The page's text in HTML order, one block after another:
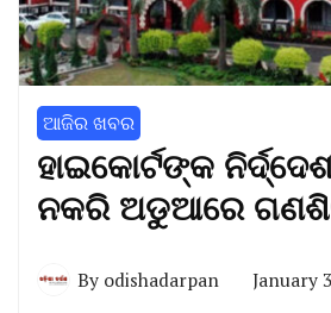
ଆଜିର ଖବର
ହାଇକୋର୍ଟଙ୍କ
ନକରି ଅଡୁଆରେ
By odishadarpan January